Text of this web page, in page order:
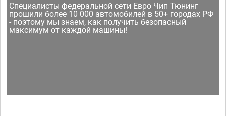
Специалисты федеральной сети Евро Чип Тюнинг
прошили более 10 000 автомобилей в 50+ городах РФ
- поэтому мы знаем, как получить безопасный
максимум от каждой машины!